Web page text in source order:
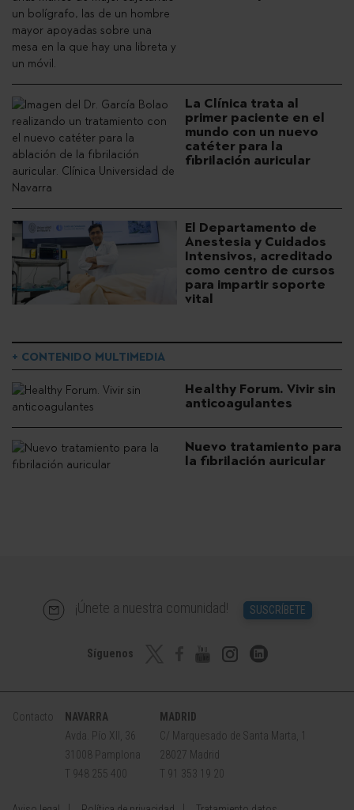
La Clínica trata al
primer paciente en el
mundo con un nuevo
catéter para la
fibrilación auricular
El Departamento de
Anestesia y Cuidados
Intensivos, acreditado
como centro de cursos
para impartir soporte
vital
+ CONTENIDO MULTIMEDIA
Healthy Forum. Vivir sin
anticoagulantes
Nuevo tratamiento para
la fibrilación auricular
¡Únete a nuestra comunidad! SUSCRÍBETE
Síguenos
Contacto
NAVARRA
Avda. Pío XII, 36
31008 Pamplona
T 948 255 400
MADRID
C/ Marquesado de Santa Marta, 1
28027 Madrid
T 91 353 19 20